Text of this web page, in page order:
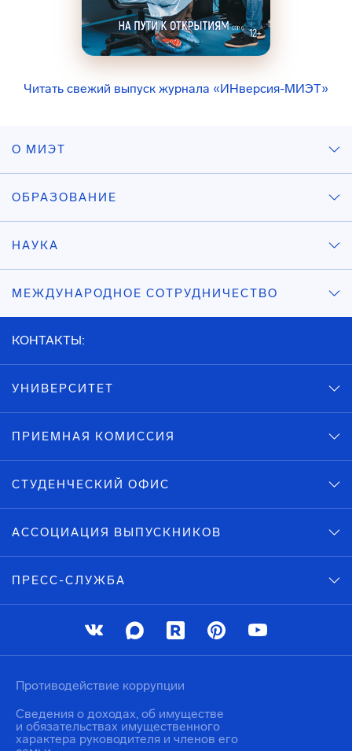
Читать свежий выпуск журнала «ИНверсия-МИЭТ»
О МИЭТ
ОБРАЗОВАНИЕ
НАУКА
МЕЖДУНАРОДНОЕ СОТРУДНИЧЕСТВО
КОНТАКТЫ:
УНИВЕРСИТЕТ
ПРИЕМНАЯ КОМИССИЯ
СТУДЕНЧЕСКИЙ ОФИС
АССОЦИАЦИЯ ВЫПУСКНИКОВ
ПРЕСС-СЛУЖБА
Противодействие коррупции
Сведения о доходах, об имуществе
и обязательствах имущественного
характера руководителя и членов его